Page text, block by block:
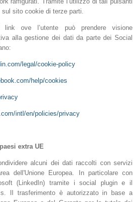
sito cookie di terze parti.
ove l’utente può prendere visione
alla gestione dei dati da parte dei Social
legal/cookie-policy
help/cookies
intl/en/policies/privacy
extra UE
alcuni dei dati raccolti con servizi
dell'Unione Europea. In particolare con
(LinkedIn) tramite i social plugin e il
Il trasferimento è autorizzato in base a